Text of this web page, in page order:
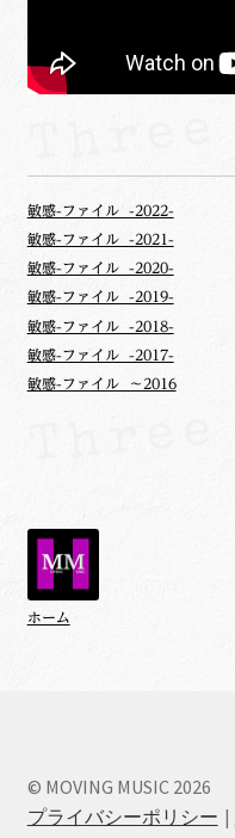
敏感-ファイル -2022-
敏感-ファイル -2021-
敏感-ファイル -2020-
敏感-ファイル -2019-
敏感-ファイル -2018-
敏感-ファイル -2017-
敏感-ファイル ～2016
ホーム
© MOVING MUSIC 2026
プライバシーポリシー